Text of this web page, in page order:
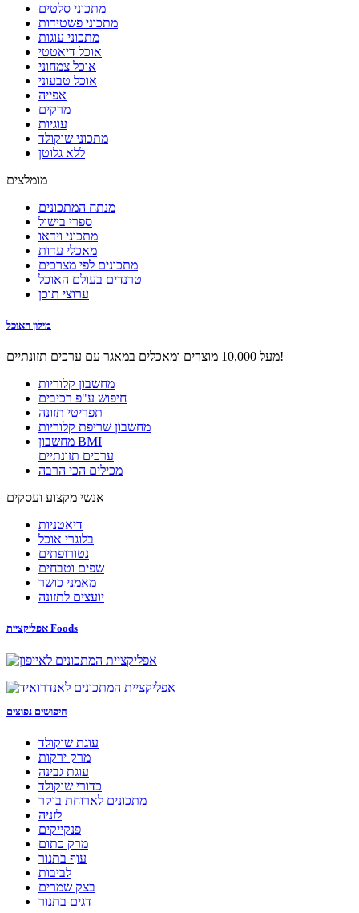
מתכוני סלטים
מתכוני פשטידות
מתכוני עוגות
אוכל דיאטטי
אוכל צמחוני
אוכל טבעוני
אפייה
מרקים
עוגיות
מתכוני שוקולד
ללא גלוטן
מומלצים
מנתח המתכונים
ספרי בישול
מתכוני וידאו
מאכלי עדות
מתכונים לפי מצרכים
טרנדים בעולם האוכל
ערוצי תוכן
מילון האוכל
מעל 10,000 מוצרים ומאכלים במאגר עם ערכים תזונתיים!
מחשבון קלוריות
חיפוש ע"פ רכיבים
תפריטי תזונה
מחשבון שריפת קלוריות
מחשבון BMI
ערכים תזונתיים
מכילים הכי הרבה
אנשי מקצוע ועסקים
דיאטניות
בלוגרי אוכל
נטורופתים
שפים וטבחים
מאמני כושר
יועצים לתזונה
אפליקציית Foods
חיפושים נפוצים
עוגת שוקולד
מרק ירקות
עוגת גבינה
כדורי שוקולד
מתכונים לארוחת בוקר
לזניה
פנקייקים
מרק כתום
עוף בתנור
לביבות
בצק שמרים
דגים בתנור